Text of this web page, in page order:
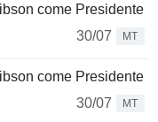
come Presidente
30/07
MT
come Presidente
30/07
MT